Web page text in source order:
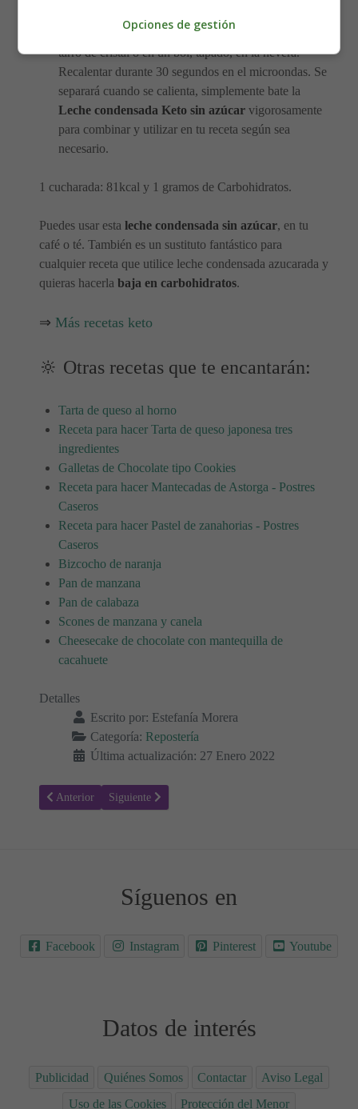
no lo vas a utilizar inmediatamente, guárdalo en un
tarro de cristal o en un bol, tapado, en la nevera.
Recalentar durante 30 segundos en el microondas. Se
separará cuando se calienta, simplemente bate la
Leche condensada Keto sin azúcar vigorosamente
para combinar y utilizar en tu receta según sea
necesario.
1 cucharada: 81kcal y 1 gramos de Carbohidratos.
Puedes usar esta leche condensada sin azúcar, en tu
café o té. También es un sustituto fantástico para
cualquier receta que utilice leche condensada azucarada y
quieras hacerla baja en carbohidratos.
⇒ Más recetas keto
🔆 Otras recetas que te encantarán:
Tarta de queso al horno
Receta para hacer Tarta de queso japonesa tres
ingredientes
Galletas de Chocolate tipo Cookies
Receta para hacer Mantecadas de Astorga - Postres
Caseros
Receta para hacer Pastel de zanahorias - Postres
Caseros
Bizcocho de naranja
Pan de manzana
Pan de calabaza
Scones de manzana y canela
Cheesecake de chocolate con mantequilla de
cacahuete
Detalles
Escrito por: Estefanía Morera
Categoría: Repostería
Última actualización: 27 Enero 2022
Artículo anterior: Tarta Tres Leches sin azúcar y baja en
Anterior Artículo siguiente: Gofres Sin Lácteos Keto Low Carb
Siguiente
Síguenos en
Facebook Instagram Pinterest Youtube
Datos de interés
Publicidad Quiénes Somos Contactar
Aviso Legal
Uso de las Cookies
Protección del Menor
Opciones de gestión